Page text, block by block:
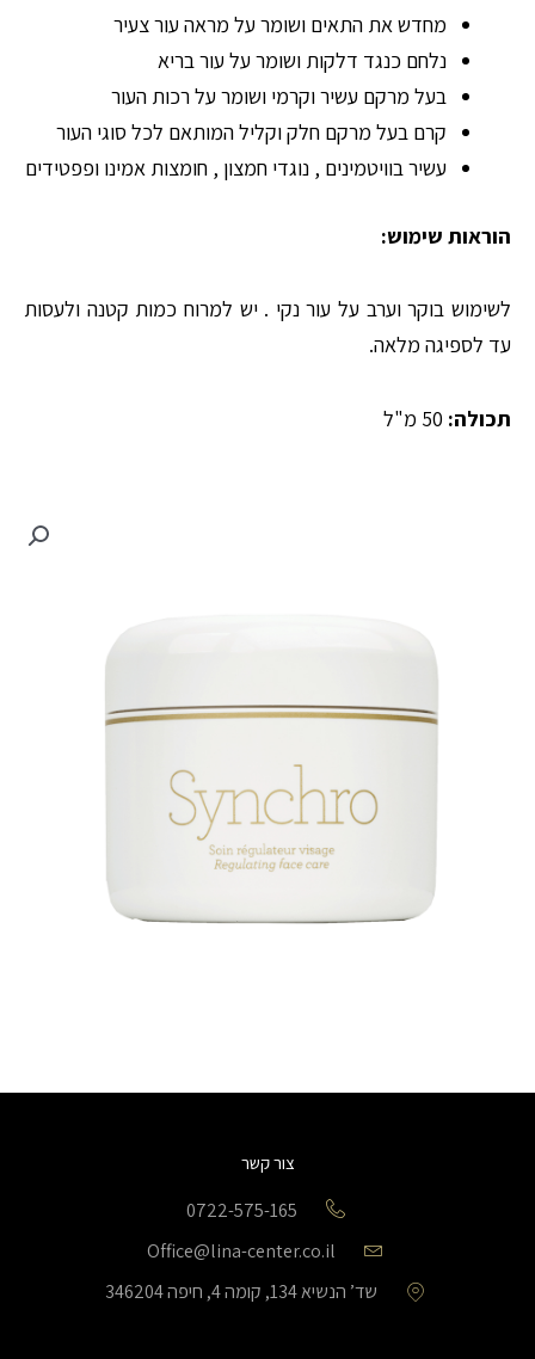
מחדש את התאים ושומר על מראה עור צעיר
נלחם כנגד דלקות ושומר על עור בריא
בעל מרקם עשיר וקרמי ושומר על רכות העור
קרם בעל מרקם חלק וקליל המותאם לכל סוגי העור
עשיר בוויטמינים , נוגדי חמצון , חומצות אמינו ופפטידים
הוראות שימוש:
לשימוש בוקר וערב על עור נקי . יש למרוח כמות קטנה ולעסות
עד לספיגה מלאה.
תכולה:
צור קשר
0722-575-165
Office@lina-center.co.il
שד’ הנשיא 134, קומה 4, חיפה 346204